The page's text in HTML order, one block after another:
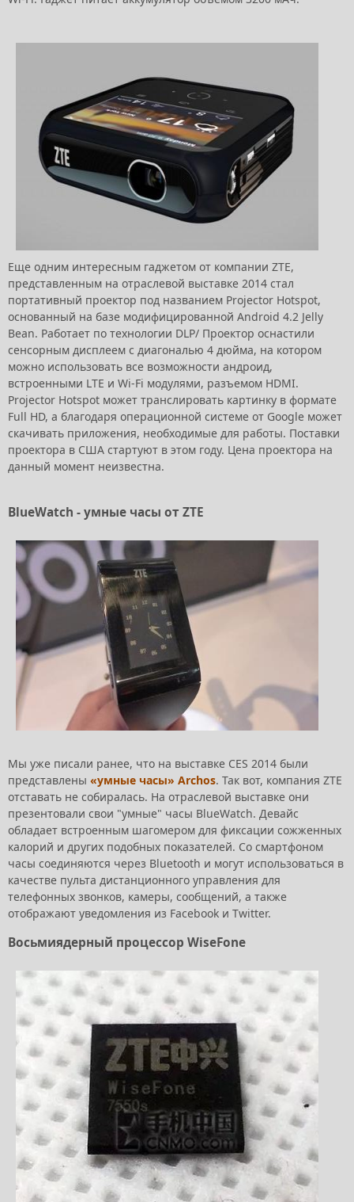
Еще одним интересным гаджетом от компании ZTE,
представленным на отраслевой выставке 2014 стал
портативный проектор под названием Projector Hotspot,
основанный на базе модифицированной Android 4.2 Jelly
Bean. Работает по технологии DLP/ Проектор оснастили
сенсорным дисплеем с диагональю 4 дюйма, на котором
можно использовать все возможности андроид,
встроенными LTE и Wi-Fi модулями, разъемом HDMI.
Projector Hotspot может транслировать картинку в формате
Full HD, а благодаря операционной системе от Google может
скачивать приложения, необходимые для работы. Поставки
проектора в США стартуют в этом году. Цена проектора на
данный момент неизвестна.
BlueWatch - умные часы от ZTE
Мы уже писали ранее, что на выставке CES 2014 были
представлены «умные часы» Archos. Так вот, компания ZTE
отставать не собиралась. На отраслевой выставке они
презентовали свои "умные" часы BlueWatch. Девайс
обладает встроенным шагомером для фиксации сожженных
калорий и других подобных показателей. Со смартфоном
часы соединяются через Bluetooth и могут использоваться в
качестве пульта дистанционного управления для
телефонных звонков, камеры, сообщений, а также
отображают уведомления из Facebook и Twitter.
Восьмиядерный процессор WiseFone